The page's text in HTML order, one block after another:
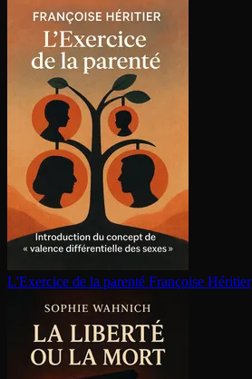
L'Exercice de la parenté Françoise Héritier